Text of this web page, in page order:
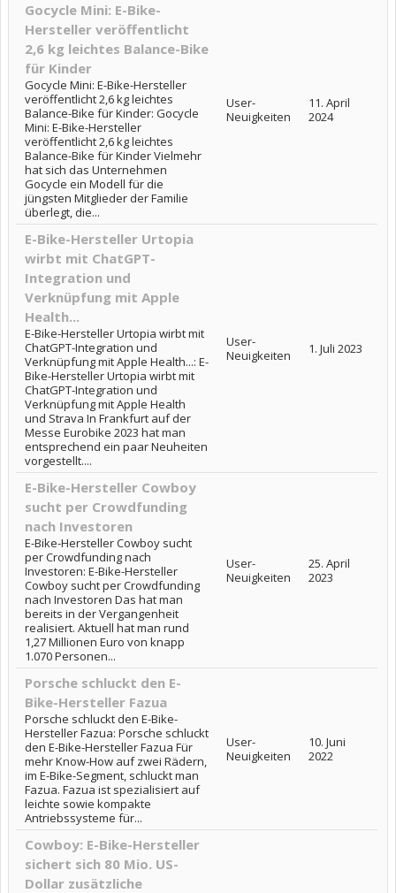
Gocycle Mini: E-Bike-
Hersteller veröffentlicht
2,6 kg leichtes Balance-Bike
für Kinder
Gocycle Mini: E-Bike-Hersteller
veröffentlicht 2,6 kg leichtes
Balance-Bike für Kinder: Gocycle
Mini: E-Bike-Hersteller
veröffentlicht 2,6 kg leichtes
Balance-Bike für Kinder Vielmehr
hat sich das Unternehmen
Gocycle ein Modell für die
jüngsten Mitglieder der Familie
überlegt, die...
User-
Neuigkeiten
11. April
2024
E-Bike-Hersteller Urtopia
wirbt mit ChatGPT-
Integration und
Verknüpfung mit Apple
Health...
E-Bike-Hersteller Urtopia wirbt mit
ChatGPT-Integration und
Verknüpfung mit Apple Health...: E-
Bike-Hersteller Urtopia wirbt mit
ChatGPT-Integration und
Verknüpfung mit Apple Health
und Strava In Frankfurt auf der
Messe Eurobike 2023 hat man
entsprechend ein paar Neuheiten
vorgestellt....
User-
Neuigkeiten
1. Juli 2023
E-Bike-Hersteller Cowboy
sucht per Crowdfunding
nach Investoren
E-Bike-Hersteller Cowboy sucht
per Crowdfunding nach
Investoren: E-Bike-Hersteller
Cowboy sucht per Crowdfunding
nach Investoren Das hat man
bereits in der Vergangenheit
realisiert. Aktuell hat man rund
1,27 Millionen Euro von knapp
1.070 Personen...
User-
Neuigkeiten
25. April
2023
Porsche schluckt den E-
Bike-Hersteller Fazua
Porsche schluckt den E-Bike-
Hersteller Fazua: Porsche schluckt
den E-Bike-Hersteller Fazua Für
mehr Know-How auf zwei Rädern,
im E-Bike-Segment, schluckt man
Fazua. Fazua ist spezialisiert auf
leichte sowie kompakte
Antriebssysteme für...
User-
Neuigkeiten
10. Juni
2022
Cowboy: E-Bike-Hersteller
sichert sich 80 Mio. US-
Dollar zusätzliche